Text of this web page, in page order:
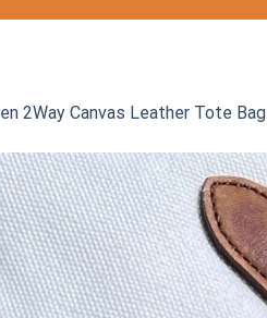
2Way Canvas Leather Tote Bag